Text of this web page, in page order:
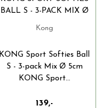
BALL S - 3-PACK MIX Ø
5CM
Kong
KONG Sport Softies Ball
S - 3-pack Mix Ø 5cm
KONG Sport...
139,-